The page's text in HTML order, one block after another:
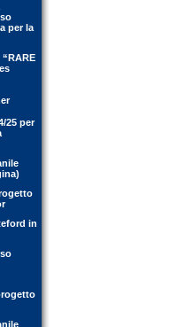
per la
25 per
in